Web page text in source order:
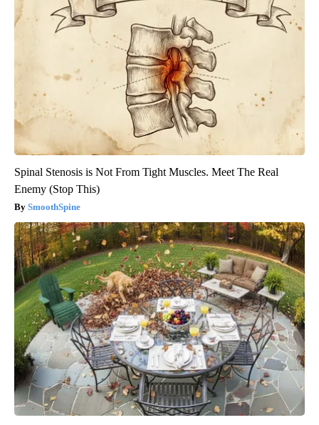
Spinal Stenosis is Not From Tight Muscles. Meet The Real
Enemy (Stop This)
SmoothSpine